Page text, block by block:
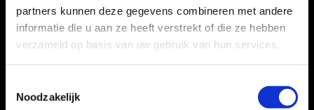
partners kunnen deze gegevens combineren met andere
informatie die u aan ze heeft verstrekt of die ze hebben
verzameld op basis van uw gebruik van hun services.
Noodzakelijk